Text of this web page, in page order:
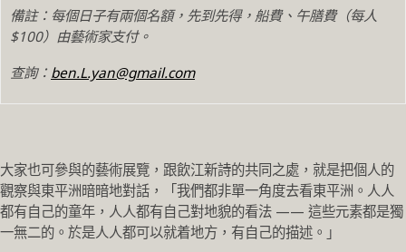
備註：每個日子有兩個名額，先到先得，船費、午膳費（每人
$100）由藝術家支付。
查詢： ben.L.yan@gmail.com
大家也可參與的藝術展覽，跟飲江新詩的共同之處，就是把個人的
觀察與東平洲暗暗地對話，「我們都非單一角度去看東平洲。人人
都有自己的童年，人人都有自己對地貌的看法 —— 這些元素都是獨
一無二的。於是人人都可以就着地方，有自己的描述。」